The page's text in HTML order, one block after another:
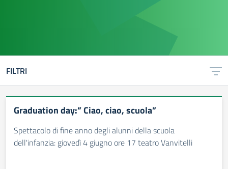
FILTRI
Graduation day:” Ciao, ciao, scuola”
Spettacolo di fine anno degli alunni della scuola
dell'infanzia: giovedì 4 giugno ore 17 teatro Vanvitelli